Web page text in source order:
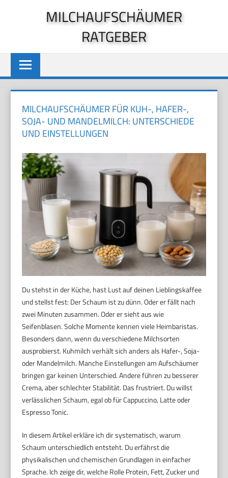
MILCHAUFSCHÄUMER
RATGEBER
MILCHAUFSCHÄUMER FÜR KUH-, HAFER-,
SOJA- UND MANDELMILCH: UNTERSCHIEDE
UND EINSTELLUNGEN
Du stehst in der Küche, hast Lust auf deinen Lieblingskaffee
und stellst fest: Der Schaum ist zu dünn. Oder er fällt nach
zwei Minuten zusammen. Oder er sieht aus wie
Seifenblasen. Solche Momente kennen viele Heimbaristas.
Besonders dann, wenn du verschiedene Milchsorten
ausprobierst. Kuhmilch verhält sich anders als Hafer-, Soja-
oder Mandelmilch. Manche Einstellungen am Aufschäumer
bringen gar keinen Unterschied. Andere führen zu besserer
Crema, aber schlechter Stabilität. Das frustriert. Du willst
verlässlichen Schaum, egal ob für Cappuccino, Latte oder
Espresso Tonic.
In diesem Artikel erkläre ich dir systematisch, warum
Schaum unterschiedlich entsteht. Du erfährst die
physikalischen und chemischen Grundlagen in einfacher
Sprache. Ich zeige dir, welche Rolle Protein, Fett, Zucker und